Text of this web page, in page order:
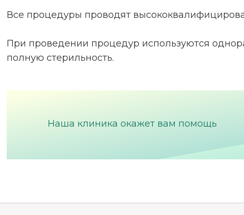
Все процедуры проводят
При проведении процедур используются
полную стерильность.
Наша клиника окажет вам помощь